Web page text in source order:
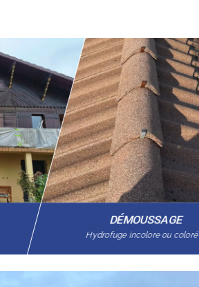
DÉMOUSSAGE
Hydrofuge incolore ou coloré